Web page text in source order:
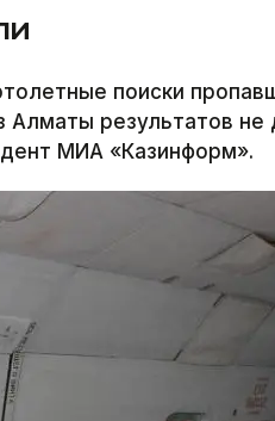
поиски
Алматы результатов
МИА «Казинформ».